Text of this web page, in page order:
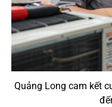
Quảng Long cam kết